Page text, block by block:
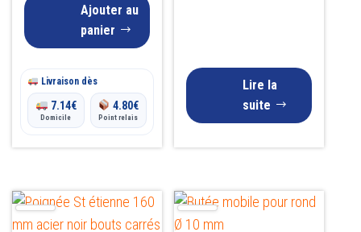
Ajouter au
panier
Livraison dès
7.14€
Domicile
4.80€
Point relais
Lire la
suite